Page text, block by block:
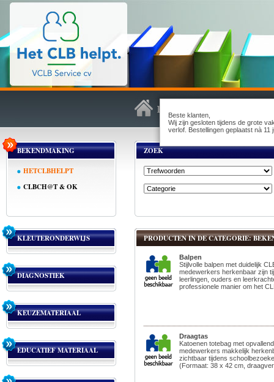
Beste klanten,
Wij zijn gesloten tijdens de grote
verlof. Bestellingen geplaatst nà
BEKENDMAKING
HETCLBHELPT
CLBCH@T & OK
KLEUTERONDERWIJS
DIAGNOSTIEK
KEUZEMATERIAAL
EDUCATIEF MATERIAAL
ZOEK
PRODUCTEN IN DE CATEGORIE:
Balpen
Stijlvolle balpen met duidelijk
medewerkers herkenbaar zijn
leerlingen, ouders en
professionele manier om het
Draagtas
Katoenen totebag met
medewerkers makkelijk
zichtbaar tijdens
(Formaat: 38 x 42 cm,